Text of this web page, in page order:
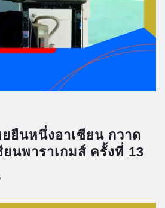
ยืนหนึ่งอาเซียน กวาด
นพาราเกมส์ ครั้งที่ 13